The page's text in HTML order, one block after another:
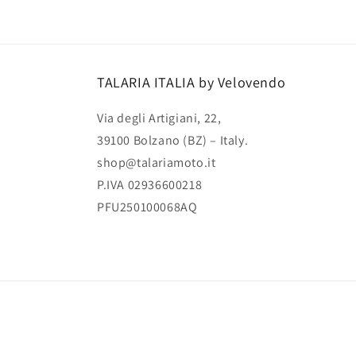
TALARIA ITALIA by Velovendo
Via degli Artigiani, 22,
39100 Bolzano (BZ) – Italy.
shop@talariamoto.it
P.IVA 02936600218
PFU250100068AQ